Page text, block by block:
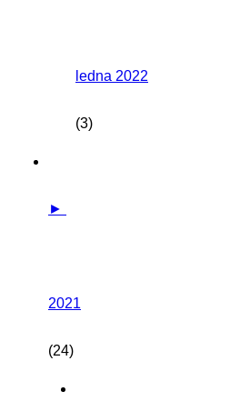
ledna 2022
(3)
►
2021
(24)